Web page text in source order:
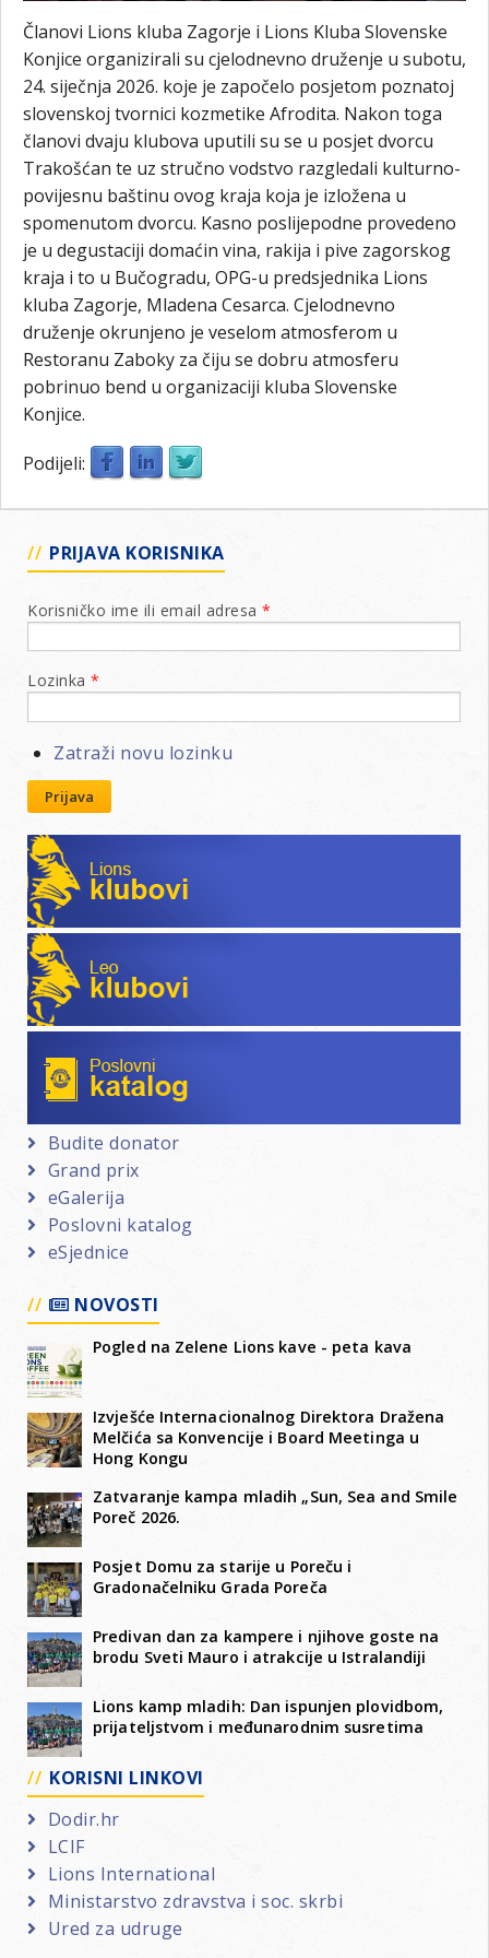
Članovi Lions kluba Zagorje i Lions Kluba Slovenske
Konjice organizirali su cjelodnevno druženje u subotu,
24. siječnja 2026. koje je započelo posjetom poznatoj
slovenskoj tvornici kozmetike Afrodita. Nakon toga
članovi dvaju klubova uputili su se u posjet dvorcu
Trakošćan te uz stručno vodstvo razgledali kulturno-
povijesnu baštinu ovog kraja koja je izložena u
spomenutom dvorcu. Kasno poslijepodne provedeno
je u degustaciji domaćin vina, rakija i pive zagorskog
kraja i to u Bučogradu, OPG-u predsjednika Lions
kluba Zagorje, Mladena Cesarca. Cjelodnevno
druženje okrunjeno je veselom atmosferom u
Restoranu Zaboky za čiju se dobru atmosferu
pobrinuo bend u organizaciji kluba Slovenske
Konjice.
Podijeli:
PRIJAVA KORISNIKA
Korisničko ime ili email adresa *
Lozinka *
Zatraži novu lozinku
Prijava
Lions klubovi
Leo klubovi
Budite donator
Grand prix
eGalerija
Poslovni katalog
eSjednice
NOVOSTI
Pogled na Zelene Lions kave - peta kava
Izvješće Internacionalnog Direktora Dražena
Melčića sa Konvencije i Board Meetinga u
Hong Kongu
Zatvaranje kampa mladih „Sun, Sea and Smile
Poreč 2026.
Posjet Domu za starije u Poreču i
Gradonačelniku Grada Poreča
Predivan dan za kampere i njihove goste na
brodu Sveti Mauro i atrakcije u Istralandiji
Lions kamp mladih: Dan ispunjen plovidbom,
prijateljstvom i međunarodnim susretima
KORISNI LINKOVI
Dodir.hr
LCIF
Lions International
Ministarstvo zdravstva i soc. skrbi
Ured za udruge